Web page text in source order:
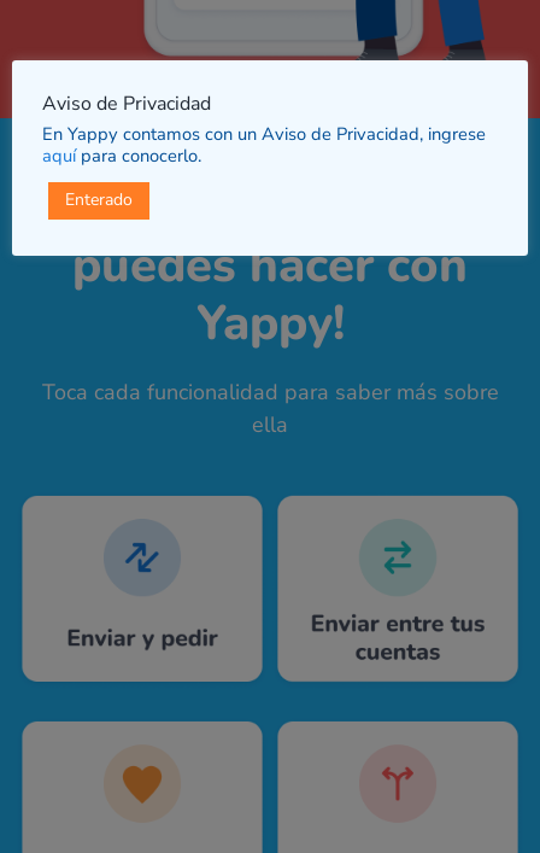
¡Conoce lo que
puedes hacer con
Yappy!
Toca cada funcionalidad para saber más sobre
ella
Aviso de Privacidad
En Yappy contamos con un Aviso de Privacidad, ingrese
aquípara conocerlo.
Enterado